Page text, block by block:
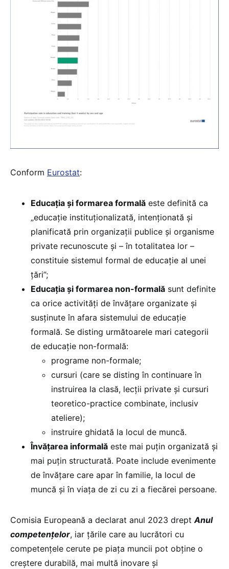
Conform Eurostat:
Educația și formarea formală este definită ca
„educație instituționalizată, intenționată și
planificată prin organizații publice și organisme
private recunoscute și – în totalitatea lor –
constituie sistemul formal de educație al unei
țări”;
Educația și formarea non-formală sunt definite
ca orice activități de învățare organizate și
susținute în afara sistemului de educație
formală. Se disting următoarele mari categorii
de educație non-formală:
programe non-formale;
cursuri (care se disting în continuare în
instruirea la clasă, lecții private și cursuri
teoretico-practice combinate, inclusiv
ateliere);
instruire ghidată la locul de muncă.
Învățarea informală este mai puțin organizată și
mai puțin structurată. Poate include evenimente
de învățare care apar în familie, la locul de
muncă și în viața de zi cu zi a fiecărei persoane.
Comisia Europeană a declarat anul 2023 dreptAnul
competențelor, iar țările care au lucrători cu
competențele cerute pe piața muncii pot obține o
creștere durabilă, mai multă inovare și